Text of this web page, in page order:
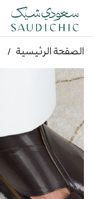
الصفحة الرئيسية